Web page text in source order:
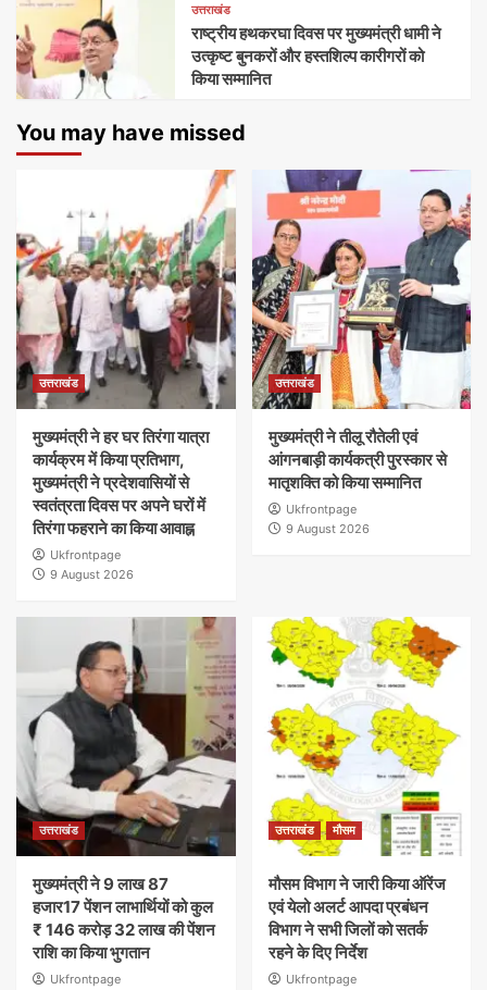
उत्तराखंड
राष्ट्रीय हथकरघा दिवस पर मुख्यमंत्री धामी ने
उत्कृष्ट बुनकरों और हस्तशिल्प कारीगरों को
किया सम्मानित
You may have missed
उत्तराखंड
मुख्यमंत्री ने हर घर तिरंगा यात्रा
कार्यक्रम में किया प्रतिभाग,
मुख्यमंत्री ने प्रदेशवासियों से
स्वतंत्रता दिवस पर अपने घरों में
तिरंगा फहराने का किया आवाह्न
Ukfrontpage
9 August 2026
उत्तराखंड
मुख्यमंत्री ने तीलू रौतेली एवं
आंगनबाड़ी कार्यकत्री पुरस्कार से
मातृशक्ति को किया सम्मानित
Ukfrontpage
9 August 2026
उत्तराखंड
मुख्यमंत्री ने 9 लाख 87
हजार17 पेंशन लाभार्थियों को कुल
₹ 146 करोड़ 32 लाख की पेंशन
राशि का किया भुगतान
Ukfrontpage
उत्तराखंड मौसम
मौसम विभाग ने जारी किया ऑरेंज
एवं येलो अलर्ट आपदा प्रबंधन
विभाग ने सभी जिलों को सतर्क
रहने के दिए निर्देश
Ukfrontpage